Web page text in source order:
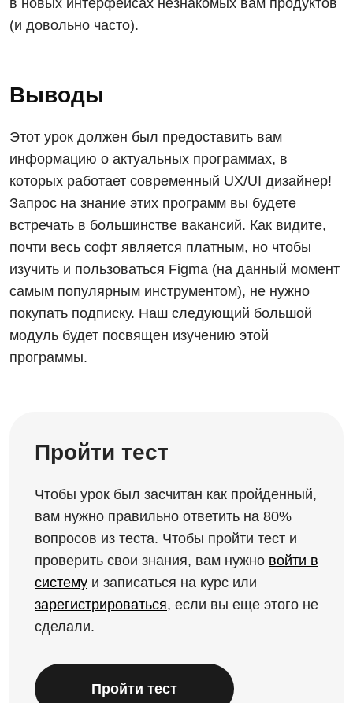
в новых интерфейсах незнакомых вам продуктов
(и довольно часто).
Выводы
Этот урок должен был предоставить вам
информацию о актуальных программах, в
которых работает современный UX/UI дизайнер!
Запрос на знание этих программ вы будете
встречать в большинстве вакансий. Как видите,
почти весь софт является платным, но чтобы
изучить и пользоваться Figma (на данный момент
самым популярным инструментом), не нужно
покупать подписку. Наш следующий большой
модуль будет посвящен изучению этой
программы.
Пройти тест
Чтобы урок был засчитан как пройденный,
вам нужно правильно ответить на 80%
вопросов из теста. Чтобы пройти тест и
проверить свои знания, вам нужно войти в
систему и записаться на курс или
зарегистрироваться, если вы еще этого не
сделали.
Пройти тест